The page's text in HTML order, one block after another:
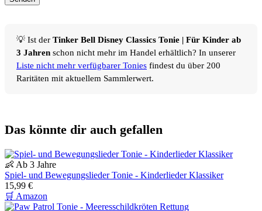
💡 Ist der Tinker Bell Disney Classics Tonie | Für Kinder ab
3 Jahren schon nicht mehr im Handel erhältlich? In unserer
Liste nicht mehr verfügbarer Tonies findest du über 200
Raritäten mit aktuellem Sammlerwert.
Das könnte dir auch gefallen
👶 Ab 3 Jahre
Spiel- und Bewegungslieder Tonie - Kinderlieder Klassiker
15,99 €
🛒 Amazon